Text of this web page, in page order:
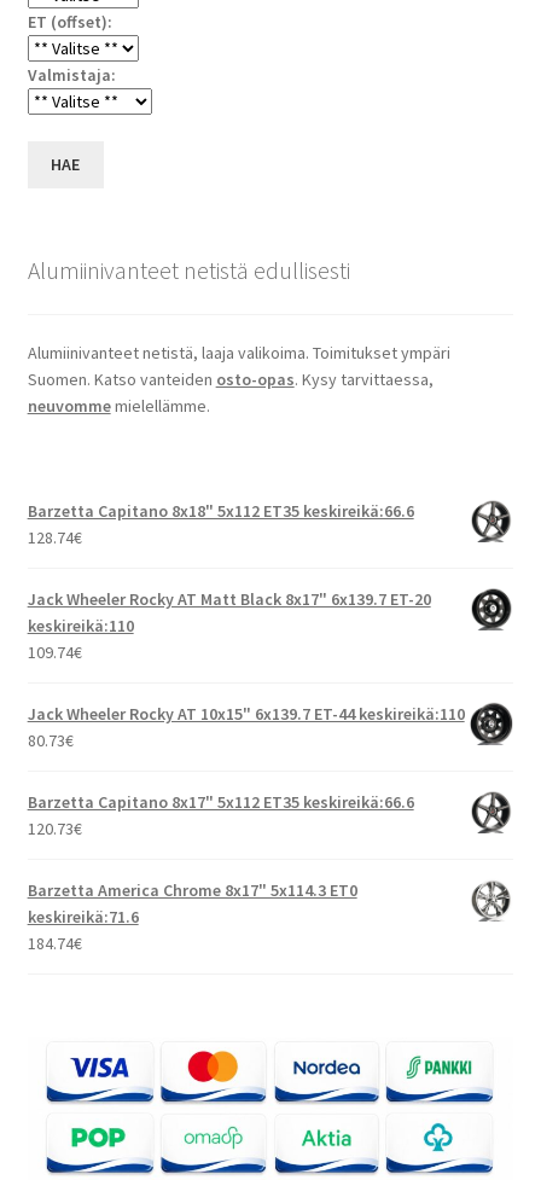
ET (offset):
Valmistaja:
HAE
Alumiinivanteet netistä edullisesti
Alumiinivanteet netistä, laaja valikoima. Toimitukset ympäri
Suomen. Katso vanteiden osto-opas. Kysy tarvittaessa,
neuvommemielellämme.
Barzetta Capitano 8x18" 5x112 ET35 keskireikä:66.6
128.74€
Jack Wheeler Rocky AT Matt Black 8x17" 6x139.7 ET-20
keskireikä:110
109.74€
Jack Wheeler Rocky AT 10x15" 6x139.7 ET-44 keskireikä:110
80.73€
Barzetta Capitano 8x17" 5x112 ET35 keskireikä:66.6
120.73€
Barzetta America Chrome 8x17" 5x114.3 ET0
keskireikä:71.6
184.74€